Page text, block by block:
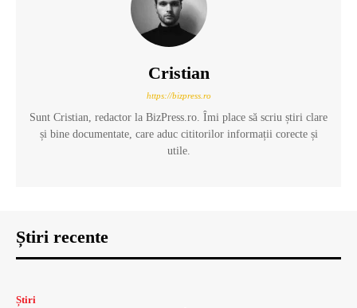
Cristian
https://bizpress.ro
Sunt Cristian, redactor la BizPress.ro. Îmi place să scriu știri clare
și bine documentate, care aduc cititorilor informații corecte și
utile.
Știri recente
Știri